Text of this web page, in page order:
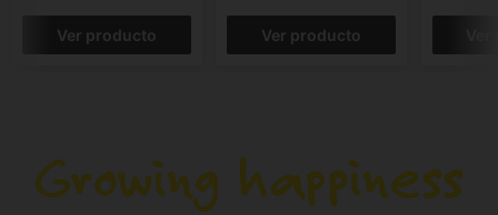
Ver producto Ver producto